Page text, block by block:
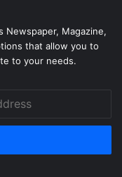
Newspaper, Magazine,
that allow you to
to your needs.